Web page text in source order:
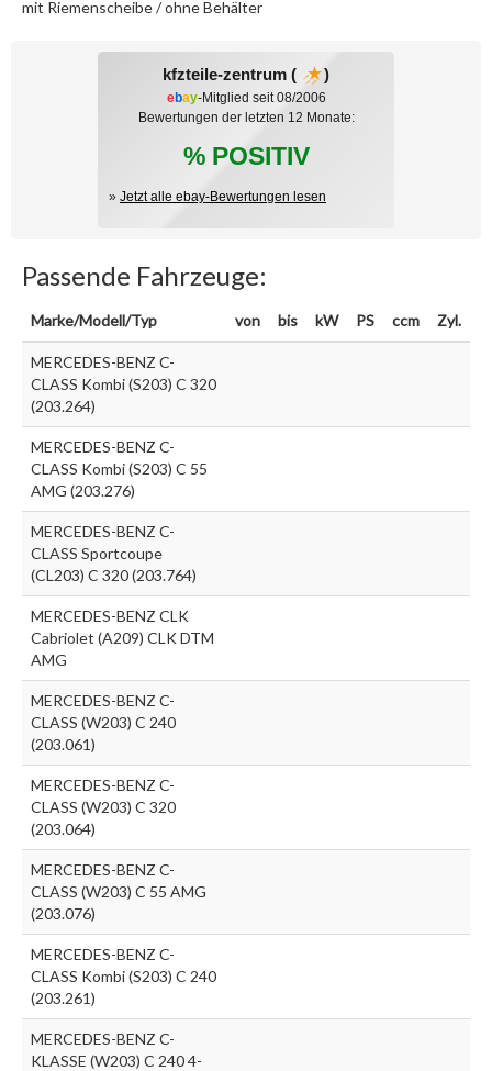
mit Riemenscheibe / ohne Behälter
kfzteile-zentrum ( )
ebay-Mitglied seit 08/2006
Bewertungen der letzten 12 Monate:
% POSITIV
» Jetzt alle ebay-Bewertungen lesen
Passende Fahrzeuge:
Marke/Modell/Typ von bis kW PS ccm Zyl.
MERCEDES-BENZ C-
CLASS Kombi (S203) C 320
(203.264)
MERCEDES-BENZ C-
CLASS Kombi (S203) C 55
AMG (203.276)
MERCEDES-BENZ C-
CLASS Sportcoupe
(CL203) C 320 (203.764)
MERCEDES-BENZ CLK
Cabriolet (A209) CLK DTM
AMG
MERCEDES-BENZ C-
CLASS (W203) C 240
(203.061)
MERCEDES-BENZ C-
CLASS (W203) C 320
(203.064)
MERCEDES-BENZ C-
CLASS (W203) C 55 AMG
(203.076)
MERCEDES-BENZ C-
CLASS Kombi (S203) C 240
(203.261)
MERCEDES-BENZ C-
KLASSE (W203) C 240 4-